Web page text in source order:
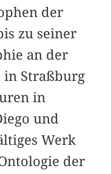
der
zu seiner
an der
in Straßburg
in
und
Werk
der